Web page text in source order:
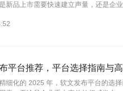
新品上市需要快速建立声量，还是企
平台推荐，平台选择指南与
细化的 2025 年，软文发布平台的选